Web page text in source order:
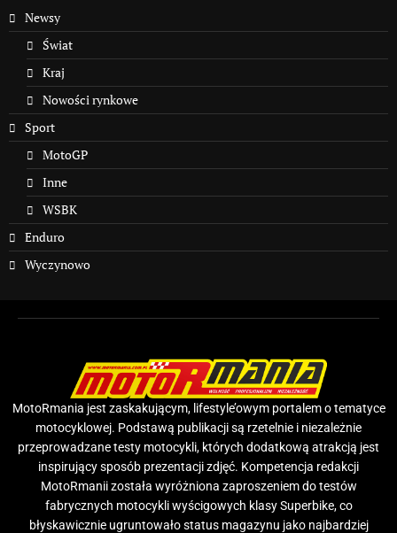
Newsy
Świat
Kraj
Nowości rynkowe
Sport
MotoGP
Inne
WSBK
Enduro
Wyczynowo
MotoRmania jest zaskakującym, lifestyle’owym portalem o tematyce
motocyklowej. Podstawą publikacji są rzetelnie i niezależnie
przeprowadzane testy motocykli, których dodatkową atrakcją jest
inspirujący sposób prezentacji zdjęć. Kompetencja redakcji
MotoRmanii została wyróżniona zaproszeniem do testów
fabrycznych motocykli wyścigowych klasy Superbike, co
błyskawicznie ugruntowało status magazynu jako najbardziej